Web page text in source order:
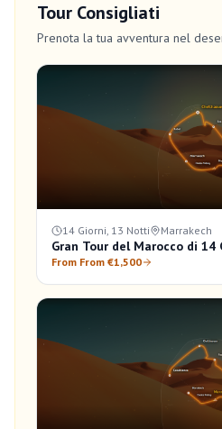
Tour Consigliati
Prenota la tua avventura nel
14 Giorni, 13 Notti Marrakech
Gran Tour del Marocco di 14
From From €1,500